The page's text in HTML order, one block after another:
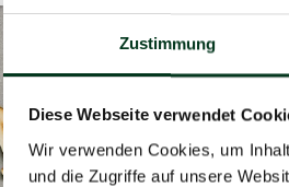
Zustimmung
Diese Webseite verwendet
Wir verwenden Cookies, um
und die Zugriffe auf unsere